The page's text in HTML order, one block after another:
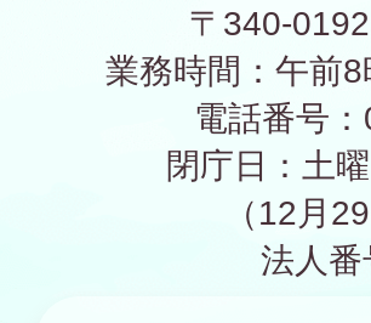
〒340-
業務時間：午前
電話番号
閉庁日：土
（12月
法人